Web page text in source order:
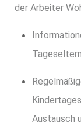
der Arbeiter
Tageseltern
Austausch